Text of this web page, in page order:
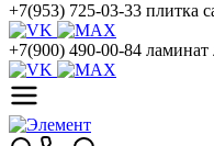
+7(953) 725-03-33 плитка
+7(900) 490-00-84 ламинат